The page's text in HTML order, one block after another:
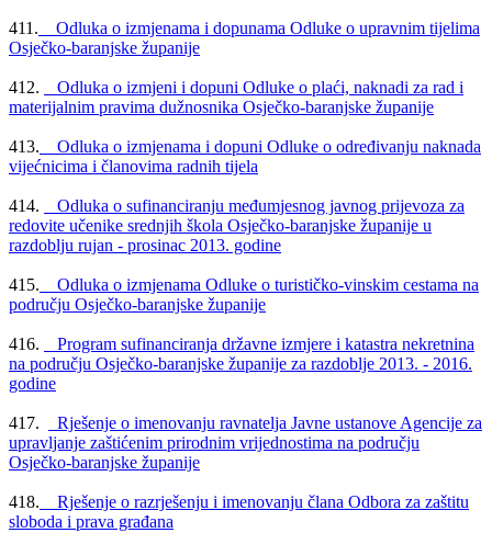
411. Odluka o izmjenama i dopunama Odluke o upravnim tijelima
Osječko-baranjske županije
412.
Odluka o izmjeni i dopuni Odluke o plaći, naknadi za rad i
materijalnim pravima dužnosnika Osječko-baranjske županije
413. Odluka o izmjenama i dopuni Odluke o određivanju naknada
vijećnicima i članovima radnih tijela
414.
Odluka o sufinanciranju međumjesnog javnog prijevoza za
redovite učenike srednjih škola Osječko-baranjske županije u
razdoblju rujan - prosinac 2013. godine
415. Odluka o izmjenama Odluke o turističko-vinskim cestama na
području Osječko-baranjske županije
416.
Program sufinanciranja državne izmjere i katastra nekretnina
na području Osječko-baranjske županije za razdoblje 2013. - 2016.
godine
417.
Rješenje o imenovanju ravnatelja Javne ustanove Agencije za
upravljanje zaštićenim prirodnim vrijednostima na području
Osječko-baranjske županije
418. Rješenje o razrješenju i imenovanju člana Odbora za zaštitu
sloboda i prava građana